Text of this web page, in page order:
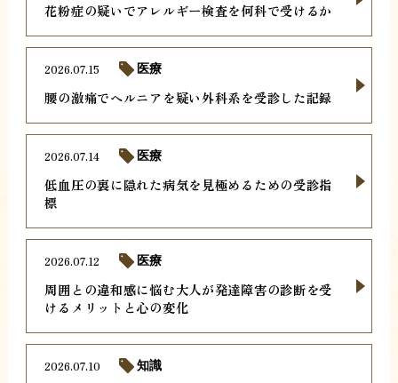
花粉症の疑いでアレルギー検査を何科で受けるか
腰の激痛でヘルニアを疑い外科系を受診した記録
2026.07.15 医療
低血圧の裏に隠れた病気を見極めるための受診指
標
2026.07.14 医療
周囲との違和感に悩む大人が発達障害の診断を受
けるメリットと心の変化
2026.07.12 医療
2026.07.10 知識